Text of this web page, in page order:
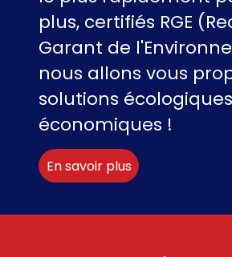
plus, certifiés RGE
Garant de
nous allons vous
solutions
économiques !
En savoir plus